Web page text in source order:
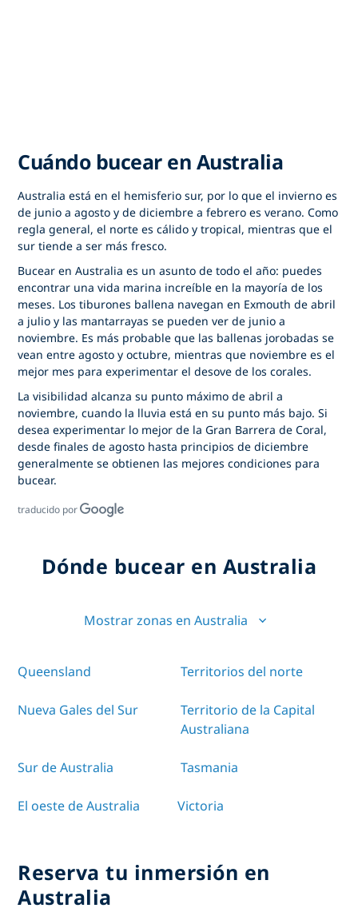
Cuándo bucear en Australia
Australia está en el hemisferio sur, por lo que el invierno es
de junio a agosto y de diciembre a febrero es verano. Como
regla general, el norte es cálido y tropical, mientras que el
sur tiende a ser más fresco.
Bucear en Australia es un asunto de todo el año: puedes
encontrar una vida marina increíble en la mayoría de los
meses. Los tiburones ballena navegan en Exmouth de abril
a julio y las mantarrayas se pueden ver de junio a
noviembre. Es más probable que las ballenas jorobadas se
vean entre agosto y octubre, mientras que noviembre es el
mejor mes para experimentar el desove de los corales.
La visibilidad alcanza su punto máximo de abril a
noviembre, cuando la lluvia está en su punto más bajo. Si
desea experimentar lo mejor de la Gran Barrera de Coral,
desde finales de agosto hasta principios de diciembre
generalmente se obtienen las mejores condiciones para
bucear.
traducido por
Dónde bucear en Australia
Mostrar zonas en Australia
Queensland Territorios del norte
Nueva Gales del Sur
Territorio de la Capital
Australiana
Sur de Australia Tasmania
El oeste de Australia Victoria
Reserva tu inmersión en
Australia